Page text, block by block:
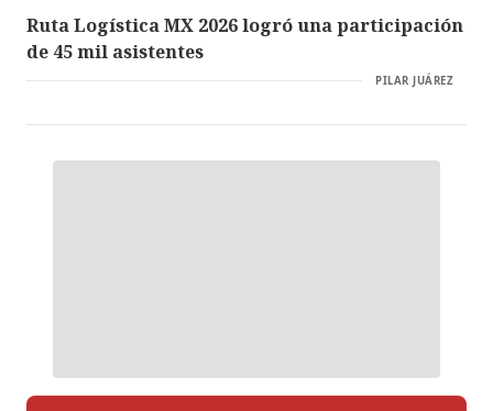
Ruta Logística MX 2026 logró una participación
de 45 mil asistentes
PILAR JUÁREZ